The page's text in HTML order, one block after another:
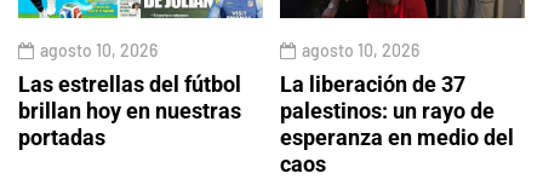
agosto 10, 2026
Las estrellas del fútbol
brillan hoy en nuestras
portadas
agosto 10, 2026
La liberación de 37
palestinos: un rayo de
esperanza en medio del
caos